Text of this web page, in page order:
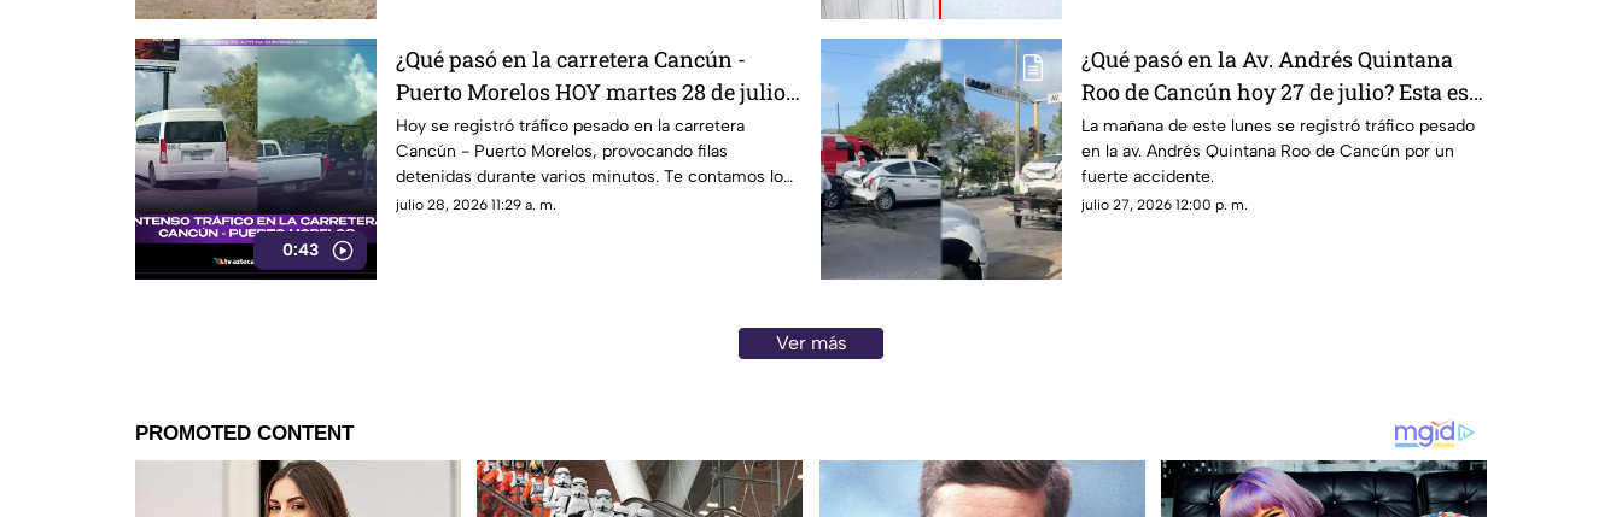
0:43
¿Qué pasó en la carretera Cancún -
Puerto Morelos HOY martes 28 de julio?
Esto se sabe del tráfico
Hoy se registró tráfico pesado en la carretera
Cancún - Puerto Morelos, provocando filas
detenidas durante varios minutos. Te contamos lo
que originó la detención al flujo vehicular.
julio 28, 2026 11:29 a. m.
¿Qué pasó en la Av. Andrés Quintana
Roo de Cancún hoy 27 de julio? Esta es
la razón del tráfico hoy
La mañana de este lunes se registró tráfico pesado
en la av. Andrés Quintana Roo de Cancún por un
fuerte accidente.
julio 27, 2026 12:00 p. m.
Ver más